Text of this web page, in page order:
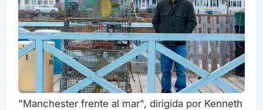
"Manchester frente al mar", dirigida por Kenneth